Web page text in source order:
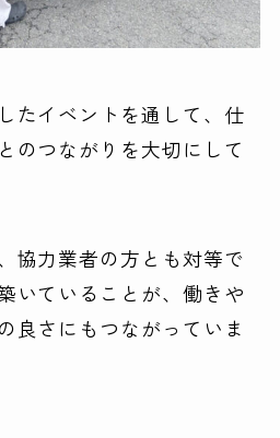
たイベントを通して、仕
のつながりを大切にして
協力業者の方とも対等で
いていることが、働きや
良さにもつながっていま